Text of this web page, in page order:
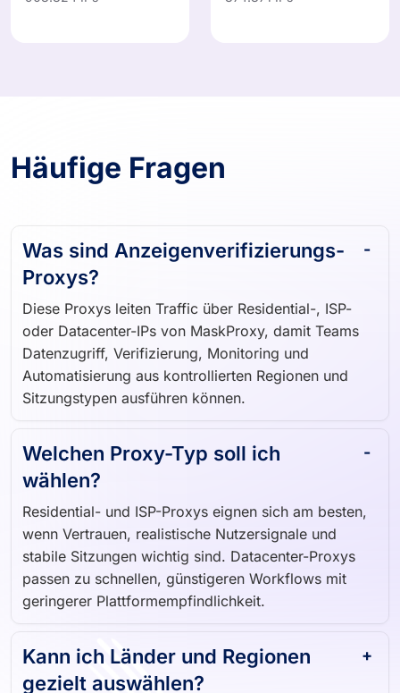
Häufige Fragen
Was sind Anzeigenverifizierungs-
Proxys?
Diese Proxys leiten Traffic über Residential-, ISP-
oder Datacenter-IPs von MaskProxy, damit Teams
Datenzugriff, Verifizierung, Monitoring und
Automatisierung aus kontrollierten Regionen und
Sitzungstypen ausführen können.
Welchen Proxy-Typ soll ich
wählen?
Residential- und ISP-Proxys eignen sich am besten,
wenn Vertrauen, realistische Nutzersignale und
stabile Sitzungen wichtig sind. Datacenter-Proxys
passen zu schnellen, günstigeren Workflows mit
geringerer Plattformempfindlichkeit.
Kann ich Länder und Regionen
gezielt auswählen?